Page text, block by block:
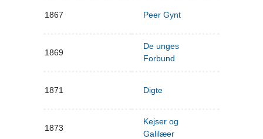
1867 Peer Gynt
1869
De unges
Forbund
1871 Digte
1873
Kejser og
Galilæer